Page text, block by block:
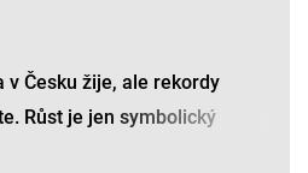
v Česku žije, ale rekordy
Růst je jen symbolický